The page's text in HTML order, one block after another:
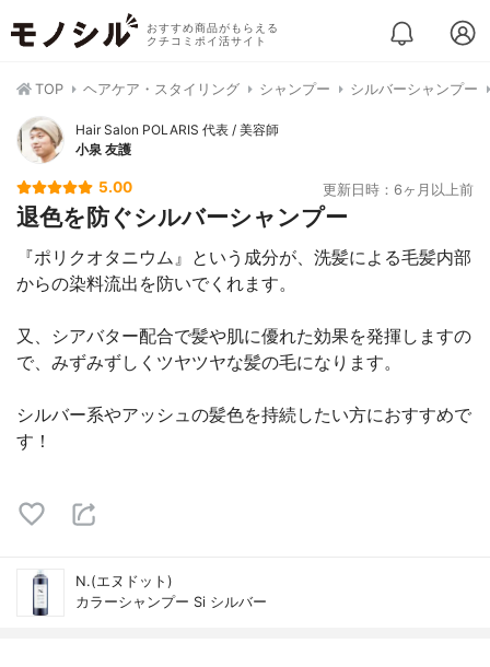
おすすめ商品がもらえる
クチコミポイ活サイト
TOP ヘアケア・スタイリング シャンプー シルバーシャンプー
Hair Salon POLARIS 代表 / 美容師
小泉 友護
5.00 更新日時：6ヶ月以上前
退色を防ぐシルバーシャンプー
『ポリクオタニウム』という成分が、洗髪による毛髪内部
からの染料流出を防いでくれます。
又、シアバター配合で髪や肌に優れた効果を発揮しますの
で、みずみずしくツヤツヤな髪の毛になります。
シルバー系やアッシュの髪色を持続したい方におすすめで
す！
N.(エヌドット)
カラーシャンプー Si シルバー